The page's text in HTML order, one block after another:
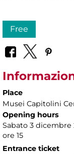
Free
Place
Musei Capitolini
Opening hours
Sabato 3 dicembre
ore 15
Entrance ticket